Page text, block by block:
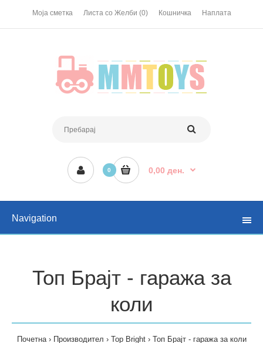
Моја сметка Листа со Желби (0) Кошничка Наплата
0 0,00 ден.
Navigation
Топ Брајт - гаража за
коли
Почетна Производител Top Bright Топ Брајт - гаража за коли